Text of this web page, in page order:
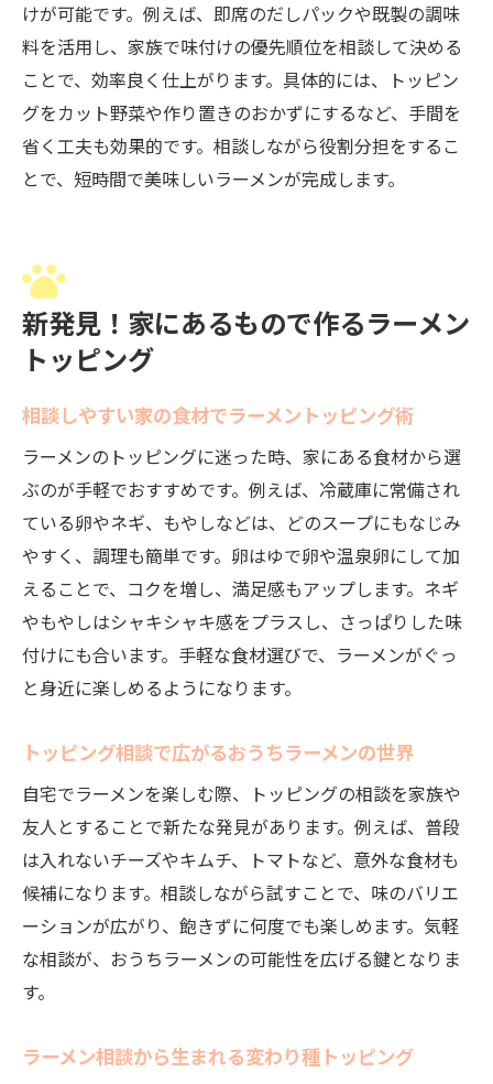
けが可能です。例えば、即席のだしパックや既製の調味
料を活用し、家族で味付けの優先順位を相談して決める
ことで、効率良く仕上がります。具体的には、トッピン
グをカット野菜や作り置きのおかずにするなど、手間を
省く工夫も効果的です。相談しながら役割分担をするこ
とで、短時間で美味しいラーメンが完成します。
新発見！家にあるもので作るラーメン
トッピング
相談しやすい家の食材でラーメントッピング術
ラーメンのトッピングに迷った時、家にある食材から選
ぶのが手軽でおすすめです。例えば、冷蔵庫に常備され
ている卵やネギ、もやしなどは、どのスープにもなじみ
やすく、調理も簡単です。卵はゆで卵や温泉卵にして加
えることで、コクを増し、満足感もアップします。ネギ
やもやしはシャキシャキ感をプラスし、さっぱりした味
付けにも合います。手軽な食材選びで、ラーメンがぐっ
と身近に楽しめるようになります。
トッピング相談で広がるおうちラーメンの世界
自宅でラーメンを楽しむ際、トッピングの相談を家族や
友人とすることで新たな発見があります。例えば、普段
は入れないチーズやキムチ、トマトなど、意外な食材も
候補になります。相談しながら試すことで、味のバリエ
ーションが広がり、飽きずに何度でも楽しめます。気軽
な相談が、おうちラーメンの可能性を広げる鍵となりま
す。
ラーメン相談から生まれる変わり種トッピング